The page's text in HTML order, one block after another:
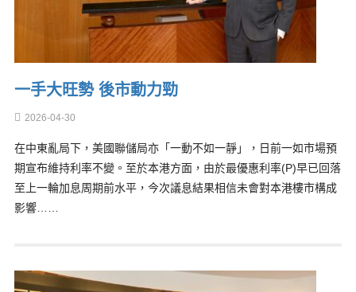
一手大旺勢 後市動力勁
2026-04-30
在中東亂局下，美國聯儲局亦「一動不如一靜」，日前一如市場預
期宣布維持利率不變。至於本港方面，由於最優惠利率(P)早已回落
至上一輪加息周期前水平，今次議息結果相信未會對本港樓市構成
影響……